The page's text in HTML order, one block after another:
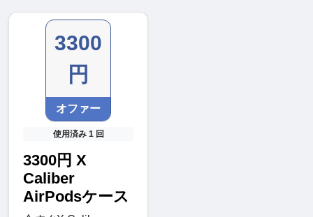
3300
円
オファー
使用済み 1 回
3300円 X
Caliber
AirPodsケース